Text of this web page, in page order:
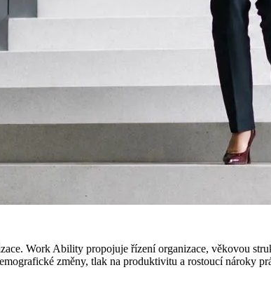
Work Ability propojuje řízení organizace, věkovou
změny, tlak na produktivitu a rostoucí nároky